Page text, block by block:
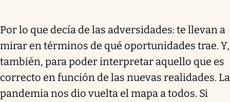
Por lo que decía de las adversidades: te llevan a
mirar en términos de qué oportunidades trae. Y,
también, para poder interpretar aquello que es
correcto en función de las nuevas realidades. La
pandemia nos dio vuelta el mapa a todos. Si